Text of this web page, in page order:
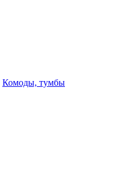
Комоды, тумбы